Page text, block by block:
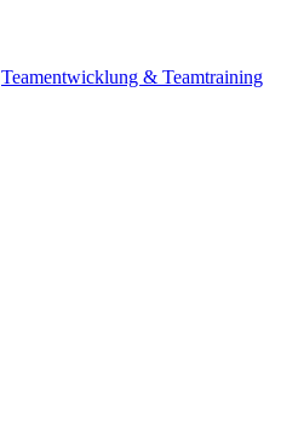
Teamentwicklung & Teamtraining